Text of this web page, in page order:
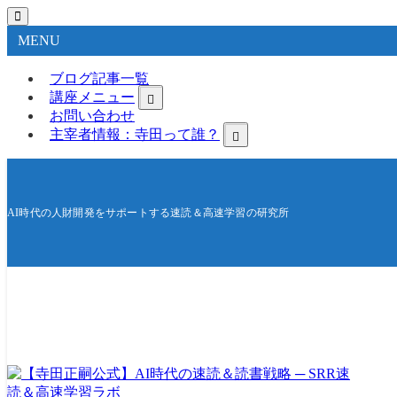
MENU
ブログ記事一覧
講座メニュー
お問い合わせ
主宰者情報：寺田って誰？
AI時代の人財開発をサポートする速読＆高速学習の研究所